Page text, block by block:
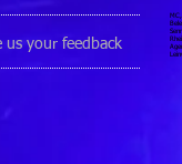
us your feedback